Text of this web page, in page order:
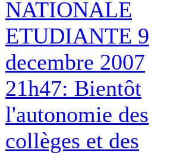
NATIONALE
ETUDIANTE 9
decembre 2007
21h47: Bientôt
l'autonomie des
collèges et des